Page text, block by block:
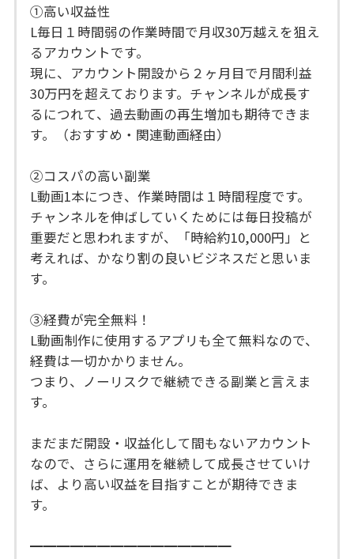
①高い収益性
L毎日１時間弱の作業時間で月収30万越えを狙え
るアカウントです。
現に、アカウント開設から２ヶ月目で月間利益
30万円を超えております。チャンネルが成長す
るにつれて、過去動画の再生増加も期待できま
す。（おすすめ・関連動画経由）
②コスパの高い副業
L動画1本につき、作業時間は１時間程度です。
チャンネルを伸ばしていくためには毎日投稿が
重要だと思われますが、「時給約10,000円」と
考えれば、かなり割の良いビジネスだと思いま
す。
③経費が完全無料！
L動画制作に使用するアプリも全て無料なので、
経費は一切かかりません。
つまり、ノーリスクで継続できる副業と言えま
す。
まだまだ開設・収益化して間もないアカウント
なので、さらに運用を継続して成長させていけ
ば、より高い収益を目指すことが期待できま
す。
━━━━━━━━━━━━━━━